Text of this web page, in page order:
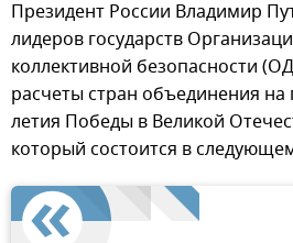
Президент России Владимир
лидеров государств
коллективной безопасности
расчеты стран объединения на
летия Победы в Великой
который состоится в